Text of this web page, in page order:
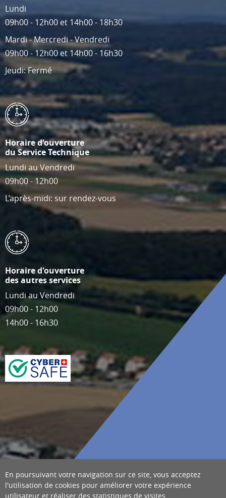
Lundi
09h00 - 12h00 et 14h00 - 18h30
Mardi - Mercredi - Vendredi
09h00 - 12h00 et 14h00 - 16h30
Jeudi: Fermé
Horaire d'ouverture
du Service Technique
Lundi au Vendredi
09h00 - 12h00
L’après-midi: sur rendez-vous
Horaire d'ouverture
des autres services
Lundi au Vendredi
09h00 - 12h00
14h00 - 16h30
En poursuivant votre navigation sur ce site, vous acceptez
l'utilisation de cookies pour améliorer votre expérience
utilisateur et réaliser des statistiques de visites.